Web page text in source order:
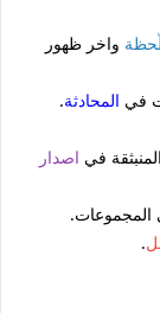
واخر ظهور
في المحادثة.
في اصدار
المجموعات.
.